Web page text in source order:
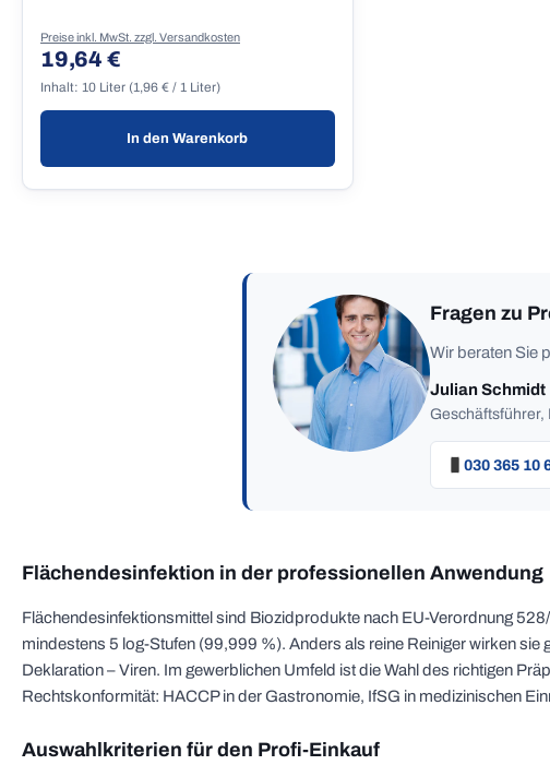
Inhalt: 10 Liter (1,96 € / 1 Liter)
Regulärer Preis:
19,64 €
Preise inkl. MwSt. zzgl. Versandkosten
In den Warenkorb
Fragen zu
Wir beraten Sie
Julian Schmidt
Geschäftsführer,
030 365 10
Flächendesinfektion in der professionellen Anwendung
Flächendesinfektionsmittel sind Biozidprodukte nach EU-Verordnung
mindestens 5 log-Stufen (99,999 %). Anders als reine Reiniger wirken sie
Deklaration – Viren. Im gewerblichen Umfeld ist die Wahl des richtigen
Rechtskonformität: HACCP in der Gastronomie, IfSG in medizinischen
Auswahlkriterien für den Profi-Einkauf